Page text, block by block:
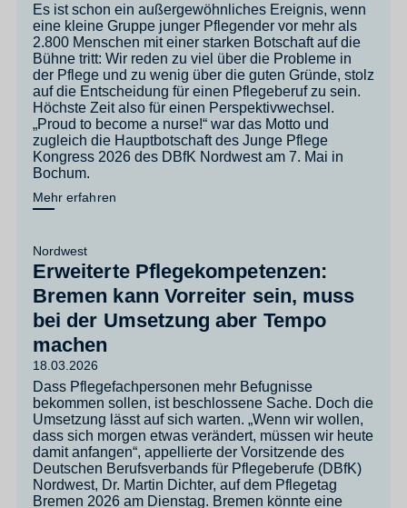
Es ist schon ein außergewöhnliches Ereignis, wenn
eine kleine Gruppe junger Pflegender vor mehr als
2.800 Menschen mit einer starken Botschaft auf die
Bühne tritt: Wir reden zu viel über die Probleme in
der Pflege und zu wenig über die guten Gründe, stolz
auf die Entscheidung für einen Pflegeberuf zu sein.
Höchste Zeit also für einen Perspektivwechsel.
„Proud to become a nurse!“ war das Motto und
zugleich die Hauptbotschaft des Junge Pflege
Kongress 2026 des DBfK Nordwest am 7. Mai in
Bochum.
Mehr erfahren
Nordwest
Erweiterte Pflegekompetenzen:
Bremen kann Vorreiter sein, muss
bei der Umsetzung aber Tempo
machen
18.03.2026
Dass Pflegefachpersonen mehr Befugnisse
bekommen sollen, ist beschlossene Sache. Doch die
Umsetzung lässt auf sich warten. „Wenn wir wollen,
dass sich morgen etwas verändert, müssen wir heute
damit anfangen“, appellierte der Vorsitzende des
Deutschen Berufsverbands für Pflegeberufe (DBfK)
Nordwest, Dr. Martin Dichter, auf dem Pflegetag
Bremen 2026 am Dienstag. Bremen könnte eine